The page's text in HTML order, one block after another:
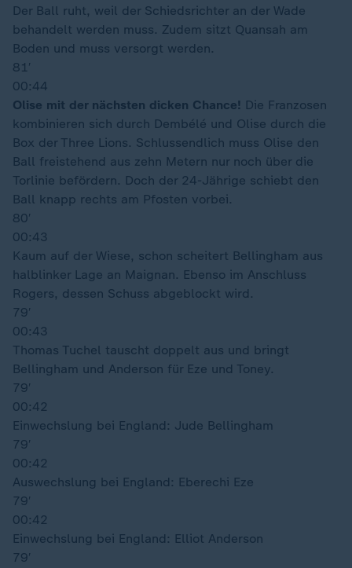
Der Ball ruht, weil der Schiedsrichter an der Wade
behandelt werden muss. Zudem sitzt Quansah am
Boden und muss versorgt werden.
81′
00:44
Olise mit der nächsten dicken Chance! Die Franzosen
kombinieren sich durch Dembélé und Olise durch die
Box der Three Lions. Schlussendlich muss Olise den
Ball freistehend aus zehn Metern nur noch über die
Torlinie befördern. Doch der 24-Jährige schiebt den
Ball knapp rechts am Pfosten vorbei.
80′
00:43
Kaum auf der Wiese, schon scheitert Bellingham aus
halblinker Lage an Maignan. Ebenso im Anschluss
Rogers, dessen Schuss abgeblockt wird.
79′
00:43
Thomas Tuchel tauscht doppelt aus und bringt
Bellingham und Anderson für Eze und Toney.
79′
00:42
Einwechslung bei England: Jude Bellingham
79′
00:42
Auswechslung bei England: Eberechi Eze
79′
00:42
Einwechslung bei England: Elliot Anderson
79′